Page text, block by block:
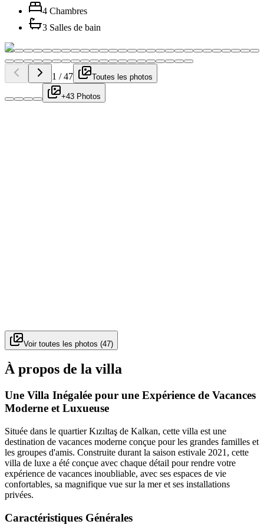
4 Chambres
3 Salles de bain
1 /47 Toutes les photos
+43 Photos
Voir toutes les photos (47)
À propos de la villa
Une Villa Inégalée pour une Expérience de Vacances
Moderne et Luxueuse
Située dans le quartier Kızıltaş de Kalkan, cette villa est une
destination de vacances moderne conçue pour les grandes familles et
les groupes d'amis. Construite durant la saison estivale 2021, cette
villa de luxe a été conçue avec chaque détail pour rendre votre
expérience de vacances inoubliable, avec ses espaces de vie
confortables, sa magnifique vue sur la mer et ses installations
privées.
Caractéristiques Générales